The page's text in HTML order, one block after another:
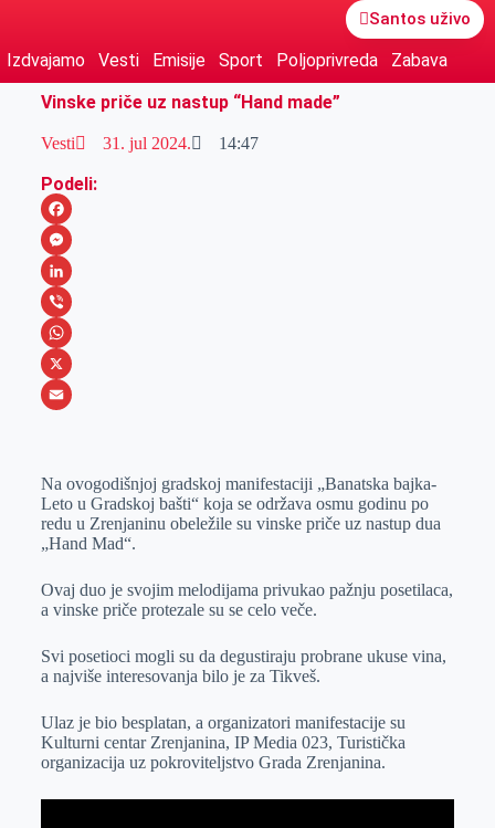
Santos uživo
Izdvajamo Vesti Emisije Sport Poljoprivreda
Zabava
Vinske priče uz nastup “Hand made”
Vesti 31. jul 2024. 14:47
Podeli:
F
a
c
e
b
o
M
e
s
s
e
e
r
L
i
n
k
I
n
V
i
b
W
h
s
A
p
p
X
a
i
l
Na ovogodišnjoj gradskoj manifestaciji „Banatska bajka-
Leto u Gradskoj bašti“ koja se održava osmu godinu po
redu u Zrenjaninu obeležile su vinske priče uz nastup dua
„Hand Mad“.
Ovaj duo je svojim melodijama privukao pažnju posetilaca,
a vinske priče protezale su se celo veče.
Svi posetioci mogli su da degustiraju probrane ukuse vina,
a najviše interesovanja bilo je za Tikveš.
Ulaz je bio besplatan, a organizatori manifestacije su
Kulturni centar Zrenjanina, IP Media 023, Turistička
organizacija uz pokroviteljstvo Grada Zrenjanina.